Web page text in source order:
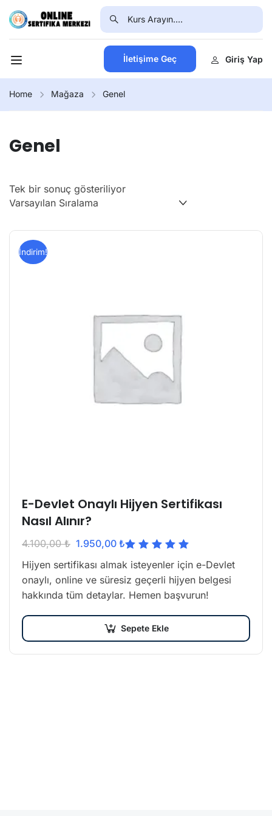
İletişime Geç Giriş Yap
Home Mağaza Genel
Genel
Tek bir sonuç gösteriliyor
İndirim!
E-Devlet Onaylı Hijyen Sertifikası
Nasıl Alınır?
4.100,00₺ 1.950,00 ₺5
üzerinden
5.00
oy
aldı
Hijyen sertifikası almak isteyenler için e-Devlet
onaylı, online ve süresiz geçerli hijyen belgesi
hakkında tüm detaylar. Hemen başvurun!
Sepete Ekle